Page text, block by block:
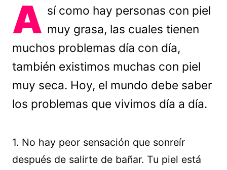
A sí como hay personas con piel
muy grasa, las cuales tienen
muchos problemas día con día,
también existimos muchas con piel
muy seca. Hoy, el mundo debe saber
los problemas que vivimos día a día.
1. No hay peor sensación que sonreír
después de salirte de bañar. Tu piel está